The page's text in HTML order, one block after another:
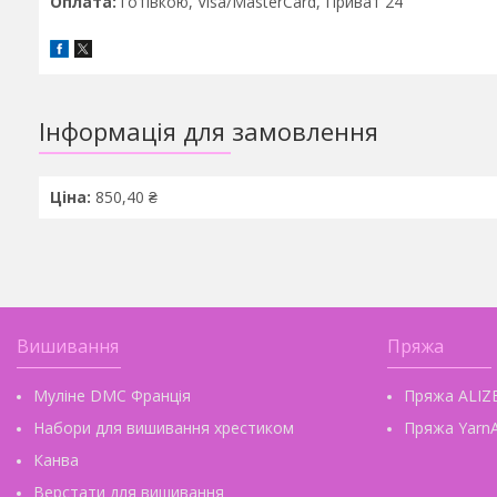
Інформація для замовлення
Ціна: 850,40 ₴
Вишивання
Муліне DMC Франція
Набори для вишивання хрестиком
Канва
Верстати для вишивання
Пряжа
Пряжа
Пряжа